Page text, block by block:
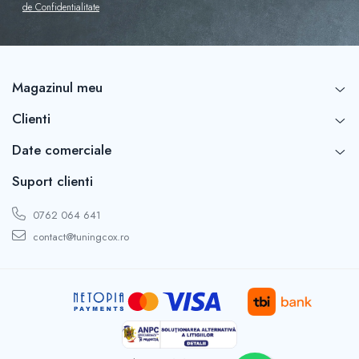
Capace r16 Toyota
Capace r16 VW
de Confidentialitate
Magazinul meu
Clienti
Date comerciale
Suport clienti
0762 064 641
contact@tuningcox.ro